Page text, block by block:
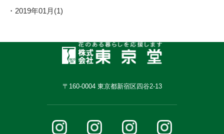
2019年01月(1)
〒160-0004 東京都新宿区四谷2-13